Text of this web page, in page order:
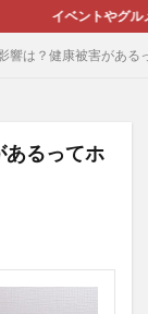
ルメ、スポーツなど心
響は？健康被害がある
あるってホ